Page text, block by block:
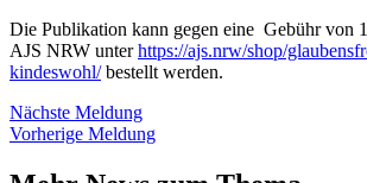
Die Publikation kann gegen eine Gebühr von
AJS NRW unterhttps://ajs.nrw/shop/
kindeswohl/bestellt werden.
Nächste Meldung
Vorherige Meldung